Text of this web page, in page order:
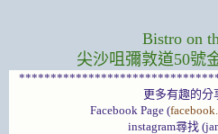
Bistro on
尖沙咀彌敦道50號
更多有趣的分
Facebook Page (
instagram尋找